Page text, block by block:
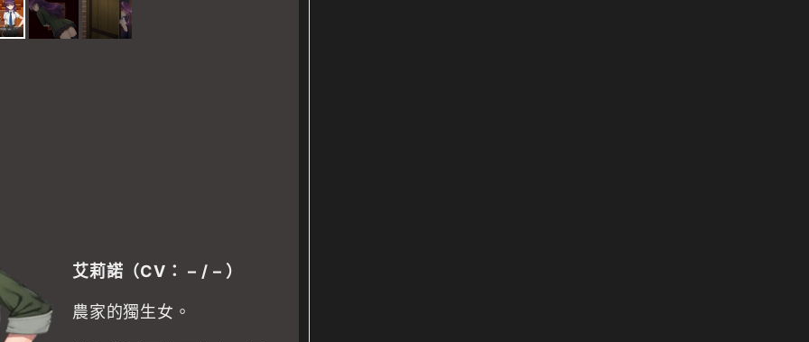
艾莉諾 （CV： – / – ）
農家的獨生女。